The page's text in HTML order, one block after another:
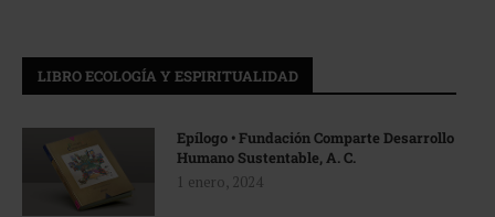
LIBRO ECOLOGÍA Y ESPIRITUALIDAD
Epílogo • Fundación Comparte Desarrollo
Humano Sustentable, A. C.
1 enero, 2024